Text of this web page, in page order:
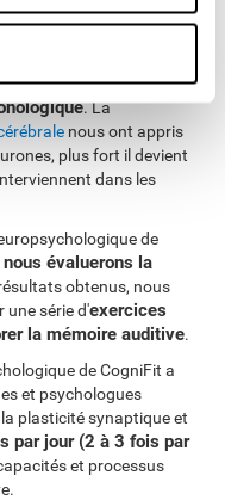
pour que celle-ci soit plus
exercices pour
. La
nous ont appris
plus fort il devient
dans les
de
nous évaluerons la
obtenus, nous
une série d'exercices
la mémoire auditive.
de CogniFit a
et psychologues
plasticité synaptique et
par jour (2 à 3 fois par
et processus